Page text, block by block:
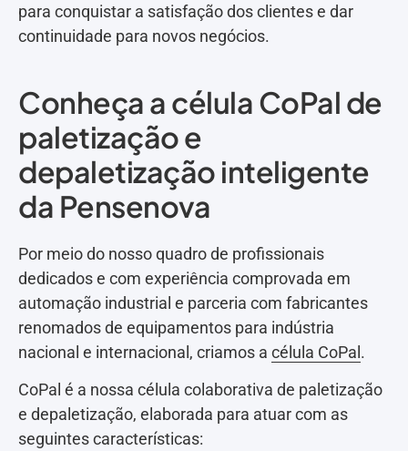
para conquistar a satisfação dos clientes e dar
continuidade para novos negócios.
Conheça a célula CoPal de
paletização e
depaletização inteligente
da Pensenova
Por meio do nosso quadro de profissionais
dedicados e com experiência comprovada em
automação industrial e parceria com fabricantes
renomados de equipamentos para indústria
nacional e internacional, criamos a célula CoPal.
CoPal é a nossa célula colaborativa de paletização
e depaletização, elaborada para atuar com as
seguintes características: